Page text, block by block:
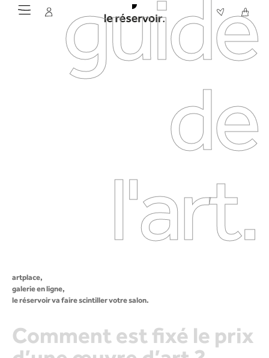
guide
de
l'art.
artplace,
galerie en ligne,
le réservoir va faire scintiller votre salon.
Comment est fixé le prix